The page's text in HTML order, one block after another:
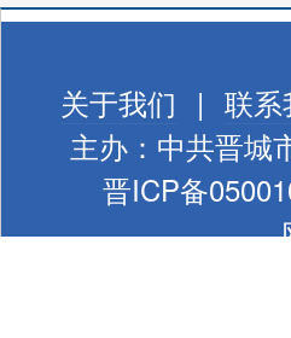
关于我们 | 联系
主办：中共晋城
晋ICP备